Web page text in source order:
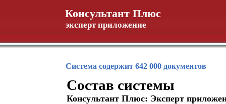
Консультант Плюс
эксперт приложение
Система содержит 642 000 документов
Состав системы
Консультант Плюс: Эксперт